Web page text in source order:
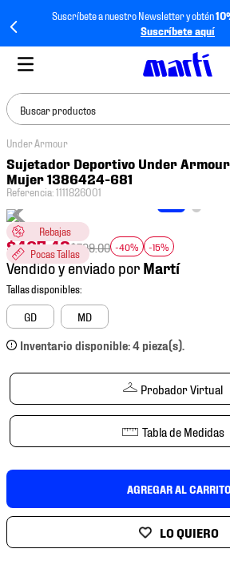
Suscríbete a nuestro Newsletter y obtén
Suscríbete aquí
Buscar productos
Under Armour
Sujetador Deportivo Under
Mujer 1386424-681
Referencia:1111826001
Rebajas
Pocas Tallas
$407.49$799.00 -40% -15%
Vendido y enviado por
GD MD
Inventario disponible: 4 pieza(s).
Probador Virtual
Tabla de Medidas
AGREGAR AL CARRITO
TÉRMINOS MÁS
BUSCADOS
1.
tenis mujer
2.
tenis hombre
3.
tenis
4
tenis futbol
jersey
6.
mochila
10. tenis nike